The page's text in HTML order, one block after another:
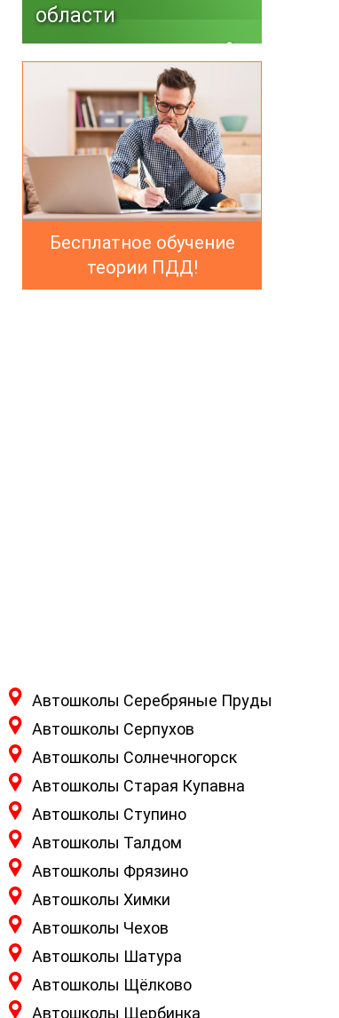
области
Бесплатное обучение
теории ПДД!
Автошколы Серебряные Пруды
Автошколы Серпухов
Автошколы Солнечногорск
Автошколы Старая Купавна
Автошколы Ступино
Автошколы Талдом
Автошколы Фрязино
Автошколы Химки
Автошколы Чехов
Автошколы Шатура
Автошколы Щёлково
Автошколы Щербинка